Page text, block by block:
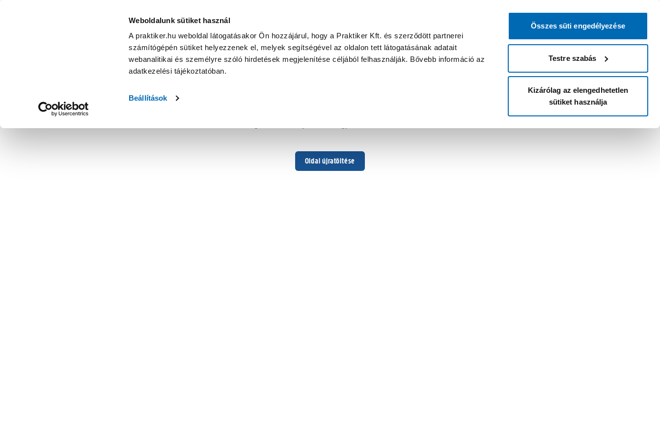
Weboldalunk sütiket használ
A praktiker.hu weboldal látogatásakor Ön hozzájárul, hogy a Praktiker Kft. és szerződött partnerei
számítógépén sütiket helyezzenek el, melyek segítségével az oldalon tett látogatásának adatait
webanalitikai és személyre szóló hirdetések megjelenítése céljából felhasználják. Bővebb információ az
adatkezelési tájékoztatóban.
Beállítások
Összes süti engedélyezése
Testre szabás
Kizárólag az elengedhetetlen
sütiket használja
Oldal újratöltése